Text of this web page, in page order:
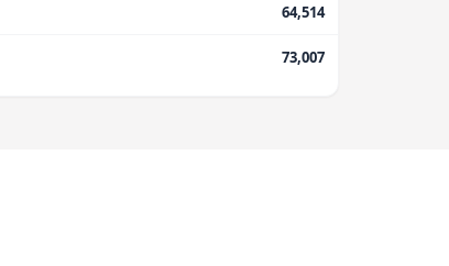
64,514
73,007